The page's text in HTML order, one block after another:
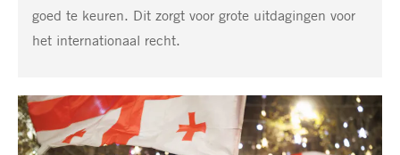
goed te keuren. Dit zorgt voor grote uitdagingen voor
het internationaal recht.